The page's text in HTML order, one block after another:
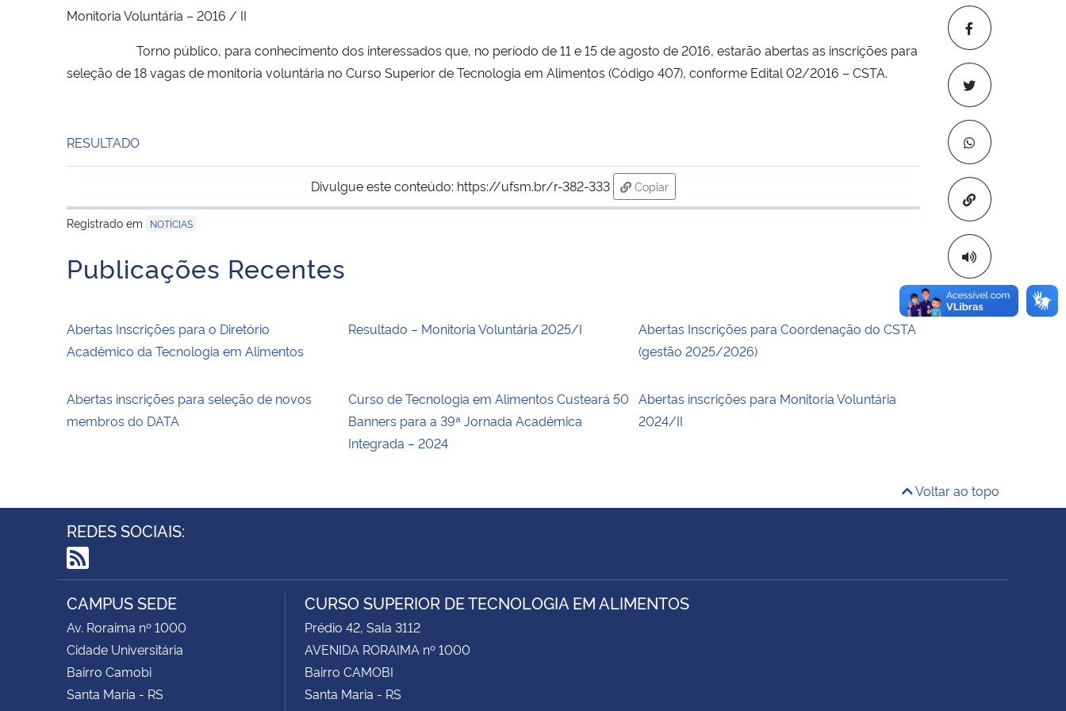
Copiar para
Monitoria Voluntária – 2016 / II
Torno público, para conhecimento dos interessados que, no período de 11 e 15 de agosto de 2016, estarão abertas as inscrições para
seleção de 18 vagas de monitoria voluntária no Curso Superior de Tecnologia em Alimentos (Código 407), conforme Edital 02/2016 – CSTA.
RESULTADO
Divulgue este conteúdo: https://ufsm.br/r-382-333
Copiar
para área de transferência
Registrado em
NOTÍCIAS
Publicações Recentes
Abertas Inscrições para o Diretório
Acadêmico da Tecnologia em Alimentos
Resultado – Monitoria Voluntária 2025/I
Abertas Inscrições para Coordenação do CSTA
(gestão 2025/2026)
Abertas inscrições para seleção de novos
membros do DATA
Curso de Tecnologia em Alimentos Custeará 50
Banners para a 39ª Jornada Acadêmica
Integrada – 2024
Abertas inscrições para Monitoria Voluntária
2024/II
Voltar ao topo
REDES SOCIAIS:
RSS
CAMPUS SEDE
Av. Roraima nº 1000
Cidade Universitária
Bairro Camobi
Santa Maria - RS
CURSO SUPERIOR DE TECNOLOGIA EM ALIMENTOS
Prédio 42, Sala 3112
AVENIDA RORAIMA nº 1000
Bairro CAMOBI
Santa Maria - RS